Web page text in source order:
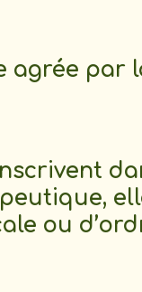
agrée par
ou